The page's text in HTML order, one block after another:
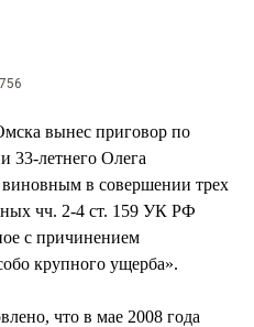
вынес приговор по
33-летнего Олега
в совершении трех
чч. 2-4 ст. 159 УК РФ
с причинением
крупного ущерба».
что в мае 2008 года